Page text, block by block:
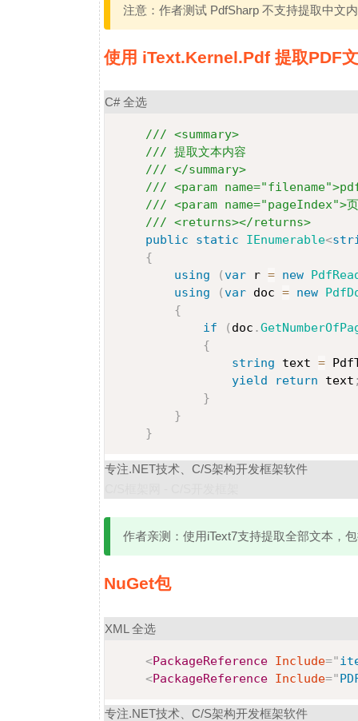
注意：作者测试 PdfSharp 不支持提取中文
使用 iText.Kernel.Pdf 提取PDF
C# 全选
/// <summary>
/// 提取文本内容
/// </summary>
/// <param name="filename">pdf
/// <param name="pageIndex">
/// <returns></returns>
public
static IEnumerable<
{
using
(var r = new
using
(var doc = new
{
if
( doc .
{
string text =
yield
return text
}
}
}
专注.NET技术、C/S架构开发框架软件
作者亲测：使用iText7支持提取全部文本，
NuGet包
XML 全选
<PackageReference Include="
<PackageReference Include="
专注.NET技术、C/S架构开发框架软件